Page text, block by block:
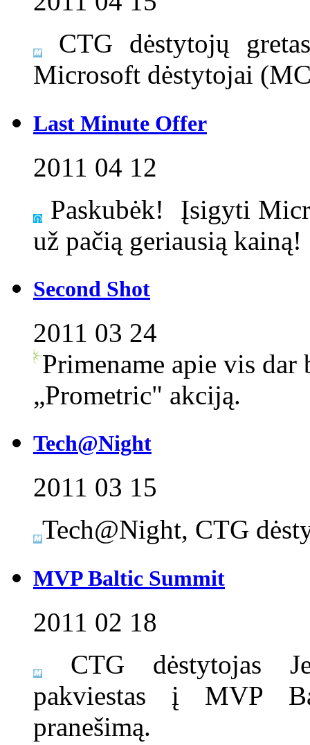
CTG dėstytojų
Microsoft dėstytojai
Last Minute Offer
2011 04 12
Paskubėk! Įsigyti
už pačią geriausią kainą!
Second Shot
2011 03 24
Primename apie vis
„Prometric" akciją.
Tech@Night
2011 03 15
Tech@Night, CTG
MVP Baltic Summit
2011 02 18
CTG dėstytojas
pakviestas į MVP
pranešimą.